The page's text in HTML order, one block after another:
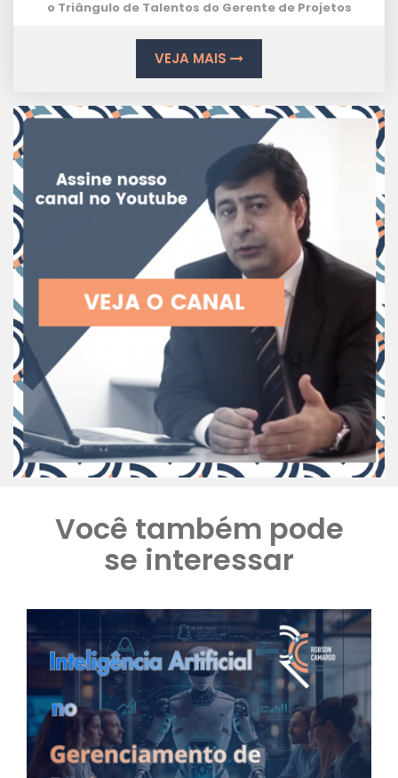
o Triângulo de Talentos do Gerente de Projetos
VEJA MAIS
Você também pode
se interessar